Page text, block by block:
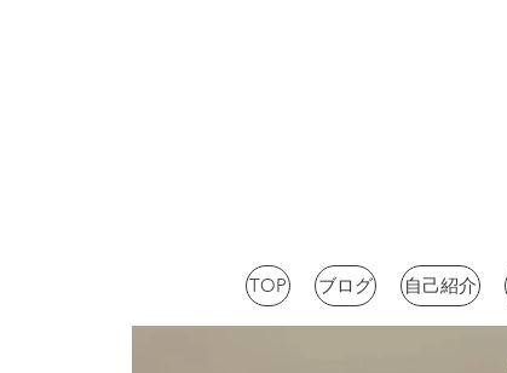
TOP ブログ 自己紹介